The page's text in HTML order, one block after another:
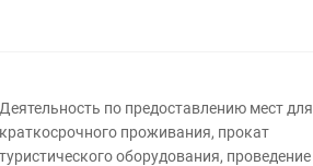
Деятельность по предоставлению мест для
краткосрочного проживания, прокат
туристического оборудования, проведение